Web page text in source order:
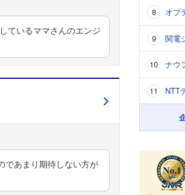
した
ーしませんか？
ているママさんのエンジ
であまり期待しない方が
オプ
関電
ナウ
NTT